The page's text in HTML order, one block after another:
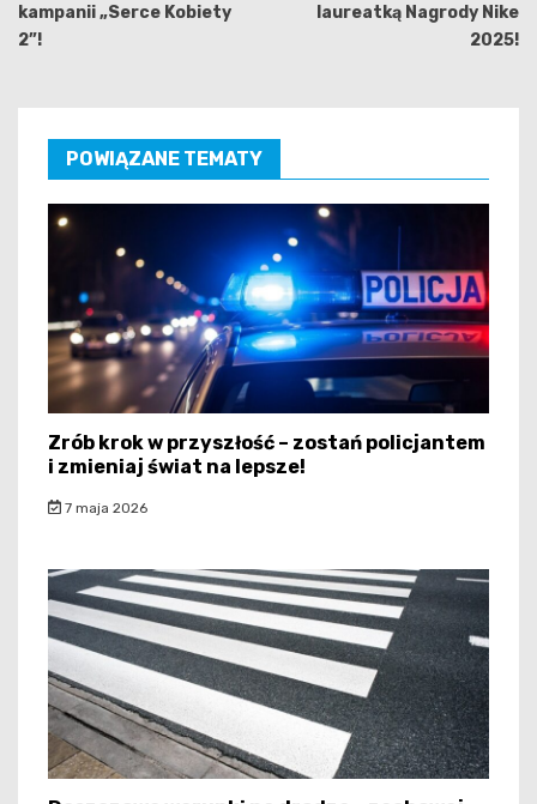
kampanii „Serce Kobiety
2”!
laureatką Nagrody Nike
2025!
POWIĄZANE TEMATY
Zrób krok w przyszłość – zostań policjantem
i zmieniaj świat na lepsze!
7 maja 2026